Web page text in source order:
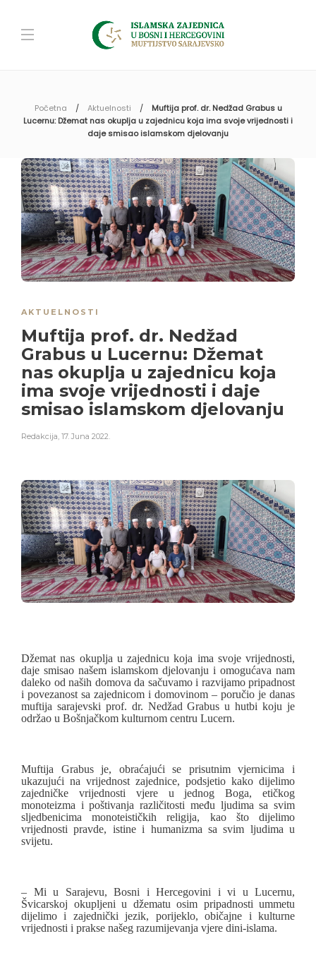
Početna Aktuelnosti
Muftija prof. dr. Nedžad Grabus u
Lucernu: Džemat nas okuplja u zajednicu koja ima svoje vrijednosti i
daje smisao islamskom djelovanju
AKTUELNOSTI
Muftija prof. dr. Nedžad
Grabus u Lucernu: Džemat
nas okuplja u zajednicu koja
ima svoje vrijednosti i daje
smisao islamskom djelovanju
Redakcija 17. Juna 2022.
Džemat nas okuplja u zajednicu koja ima svoje vrijednosti,
daje smisao našem islamskom djelovanju i omogućava nam
daleko od naših domova da sačuvamo i razvijamo pripadnost
i povezanost sa zajednicom i domovinom – poručio je danas
muftija sarajevski prof. dr. Nedžad Grabus u hutbi koju je
održao u Bošnjačkom kulturnom centru Lucern.
Muftija Grabus je, obraćajući se prisutnim vjernicima i
ukazujući na vrijednost zajednice, podsjetio kako dijelimo
zajedničke vrijednosti vjere u jednog Boga, etičkog
monoteizma i poštivanja različitosti među ljudima sa svim
sljedbenicima monoteističkih religija, kao što dijelimo
vrijednosti pravde, istine i humanizma sa svim ljudima u
svijetu.
– Mi u Sarajevu, Bosni i Hercegovini i vi u Lucernu,
Švicarskoj okupljeni u džematu osim pripadnosti ummetu
dijelimo i zajednički jezik, porijeklo, običajne i kulturne
vrijednosti i prakse našeg razumijevanja vjere dini-islama.